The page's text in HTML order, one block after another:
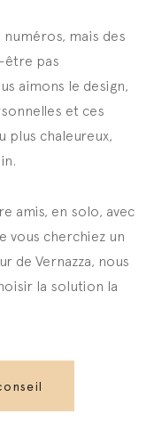
mais des
être pas
aimons le design,
et ces
plus chaleureux,
amis, en solo, avec
vous cherchiez un
de Vernazza, nous
la solution la